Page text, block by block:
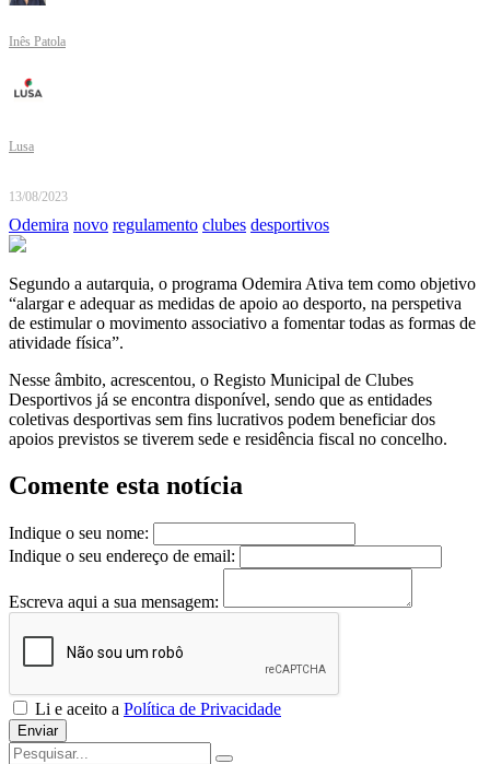
Inês Patola
Lusa
13/08/2023
Odemira novo regulamento clubes desportivos
Segundo a autarquia, o programa Odemira Ativa tem como objetivo
“alargar e adequar as medidas de apoio ao desporto, na perspetiva
de estimular o movimento associativo a fomentar todas as formas de
atividade física”.
Nesse âmbito, acrescentou, o Registo Municipal de Clubes
Desportivos já se encontra disponível, sendo que as entidades
coletivas desportivas sem fins lucrativos podem beneficiar dos
apoios previstos se tiverem sede e residência fiscal no concelho.
Comente esta notícia
Indique o seu nome:
Indique o seu endereço de email:
Escreva aqui a sua mensagem:
Li e aceito a Política de Privacidade
Enviar